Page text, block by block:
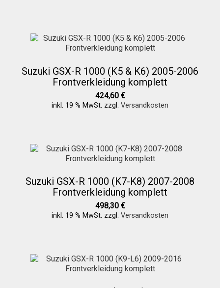
Suzuki GSX-R 1000 (K5 & K6) 2005-2006
Frontverkleidung komplett
424,60 €
inkl. 19 % MwSt. zzgl. Versandkosten
Suzuki GSX-R 1000 (K7-K8) 2007-2008
Frontverkleidung komplett
498,30 €
inkl. 19 % MwSt. zzgl. Versandkosten